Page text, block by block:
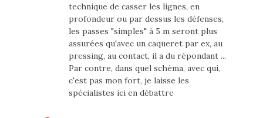
technique de casser les lignes, en
profondeur ou par dessus les défenses,
les passes "simples" à 5 m seront plus
assurées qu'avec un caqueret par ex, au
pressing, au contact, il a du répondant ...
Par contre, dans quel schéma, avec qui,
c'est pas mon fort, je laisse les
spécialistes ici en débattre